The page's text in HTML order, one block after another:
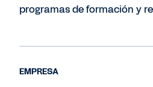
programas de formación y
EMPRESA